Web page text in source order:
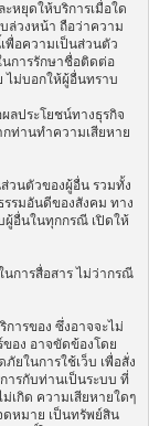
หยุดให้บริการเมื่อใด
ล่วงหน้า ถือว่าความ
พื่อความเป็นส่วนตัว
นการรักษาชื่อติดต่อ
ไม่บอกให้ผู้อื่นทราบ
ลประโยชน์ทางธุรกิจ
ท่านทำความเสียหาย
วนตัวของผู้อื่น รวมทั้ง
รมอันดีของสังคม ทาง
ผู้อื่นในทุกกรณี เปิดให้
การสื่อสาร ไม่ว่ากรณี
ารของ ซึ่งอาจจะไม่
ของ อาจขัดข้องโดย
ยในการใช้เว็บ เพื่อสั่ง
ารกับท่านเป็นระบบ ที่
เกิด ความเสียหายใดๆ
ดหมาย เป็นทรัพย์สิน